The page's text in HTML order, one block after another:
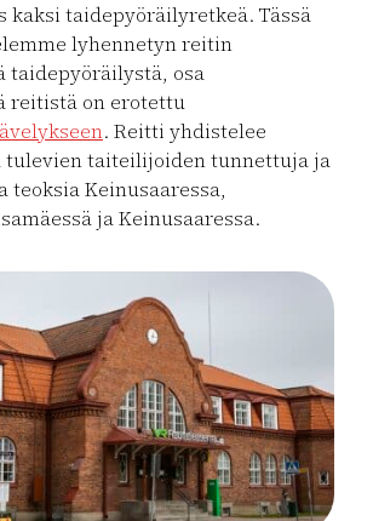
kaksi taidepyöräilyretkeä. Tässä
lyhennetyn reitin
taidepyöräilystä, osa
reitistä on erotettu
. Reitti yhdistelee
taiteilijoiden tunnettuja ja
teoksia Keinusaaressa,
ja Keinusaaressa.